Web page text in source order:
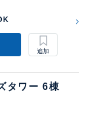
タワー 6棟